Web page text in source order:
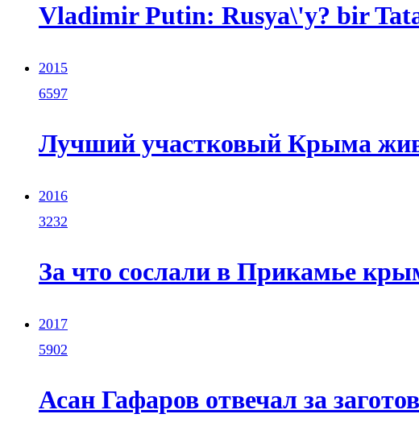
Vladimir Putin: Rusya\'y? bir
2015
6597
Лучший участковый Крыма
2016
3232
За что сослали в Прикамье
2017
5902
Асан Гафаров отвечал за